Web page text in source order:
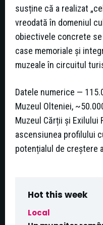
susține că a realizat
vreodată în domeniul
obiectivele concrete
case memoriale și
muzeale în circuitul
Datele numerice —
Muzeul Olteniei,
Muzeul Cărții și Exilului
ascensiunea profilului
potențialul de creștere
Hot this week
Local